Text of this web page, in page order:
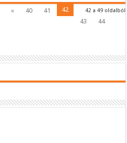
42 a 49 oldalból
« 40 41
42
43
44